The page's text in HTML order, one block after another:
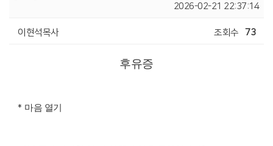
2026-02-21 22:37:14
이현석목사 조회수 73
후유증
* 마음 열기